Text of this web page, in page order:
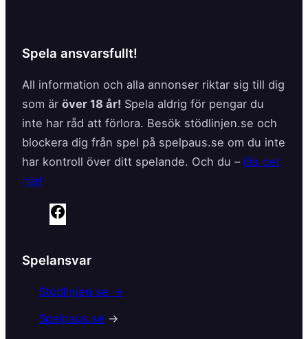
Spela ansvarsfullt!
All information och alla annonser riktar sig till dig
som är över 18 år! Spela aldrig för pengar du
inte har råd att förlora. Besök stödlinjen.se och
blockera dig från spel på spelpaus.se om du inte
har kontroll över ditt spelande. Och du – läs det
här!
e
b
o
Spelansvar
Stödlinjen.se →
Spelpaus.se →